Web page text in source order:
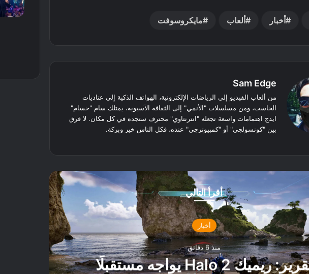
أخبار ألعاب مايكروسوفت
Sam Edge
من ألعاب الفيديو إلى الرياضات الإلكترونية، الهواتف الذكية إلى عتاديات
الحاسب، ومن مسلسلات "الأنمي" إلى الثقافة الآسيوية، يمتلك سام "حسام"
ايدج اهتمامات واسعة تجعله "انترنتاوي" محترف ستجده في كل مكان. لا فرق
بين "كونسولجي" أو "كمبيوترجي" عنده، فكل الناس خير وبركة.
أقرأ التالي
أخبار
منذ 6 دقائق
تقرير: ريميك Halo 2 يواجه مستقبلًا